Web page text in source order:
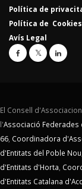
Política de
Política de Cookies
Avís Legal
El Consell
l'Associació Federades
66, Coordinadora
d'Entitats del Poble Nou
d'Entitats d'Horta,
d'Entitats Catalana